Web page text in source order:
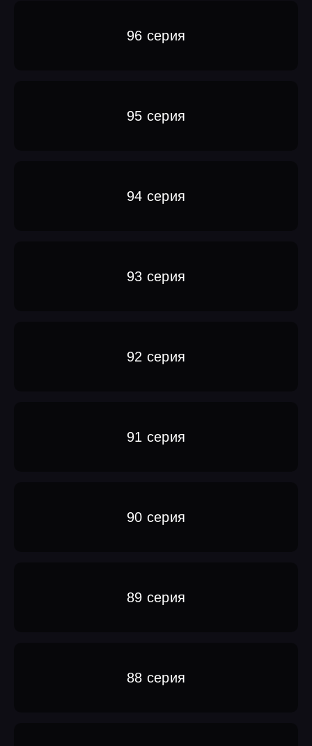
96 серия
95 серия
94 серия
93 серия
92 серия
91 серия
90 серия
89 серия
88 серия